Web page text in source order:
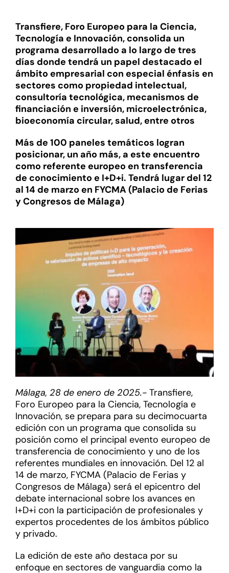
Transfiere, Foro Europeo para la Ciencia,
Tecnología e Innovación, consolida un
programa desarrollado a lo largo de tres
días donde tendrá un papel destacado el
ámbito empresarial con especial énfasis en
sectores como propiedad intelectual,
consultoría tecnológica, mecanismos de
financiación e inversión, microelectrónica,
bioeconomía circular, salud, entre otros
Más de 100 paneles temáticos logran
posicionar, un año más, a este encuentro
como referente europeo en transferencia
de conocimiento e I+D+i. Tendrá lugar del 12
al 14 de marzo en FYCMA (Palacio de Ferias
y Congresos de Málaga)
Málaga, 28 de enero de 2025.- Transfiere,
Foro Europeo para la Ciencia, Tecnología e
Innovación, se prepara para su decimocuarta
edición con un programa que consolida su
posición como el principal evento europeo de
transferencia de conocimiento y uno de los
referentes mundiales en innovación. Del 12 al
14 de marzo, FYCMA (Palacio de Ferias y
Congresos de Málaga) será el epicentro del
debate internacional sobre los avances en
I+D+i con la participación de profesionales y
expertos procedentes de los ámbitos público
y privado.
La edición de este año destaca por su
enfoque en sectores de vanguardia como la